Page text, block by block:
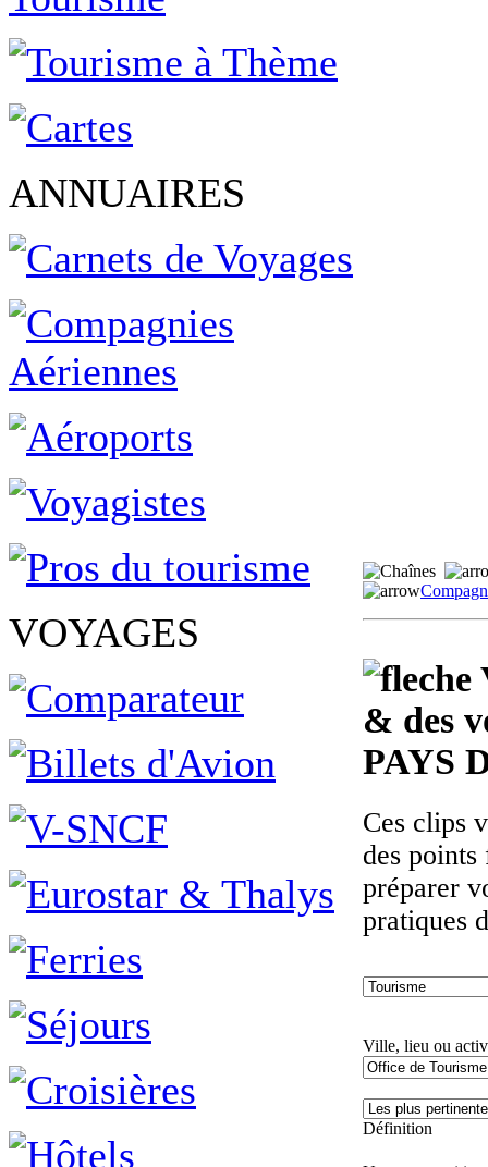
ANNUAIRES
VOYAGES
& des
PAYS
Ces clips
des
préparer
pratiques
Ville, lieu ou
Définition